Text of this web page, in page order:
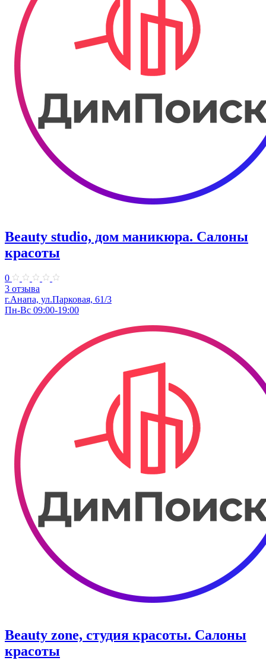
Beauty studio, дом маникюра. Салоны
красоты
0
3 отзыва
г.Анапа, ул.Парковая, 61/3
Пн-Вс 09:00-19:00
Beauty zone, студия красоты. Салоны
красоты